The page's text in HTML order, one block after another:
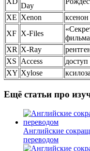
Day
XE Xenon
ксенон
XF X-Files
XR X-Ray
XS
Access
доступ
XY Xylose ксилоза
Ещё статьи про
Английские
переводом